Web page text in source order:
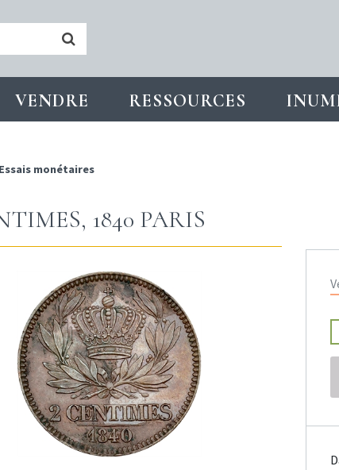
VENDRE RESSOURCES
Essais monétaires
1840 PARIS